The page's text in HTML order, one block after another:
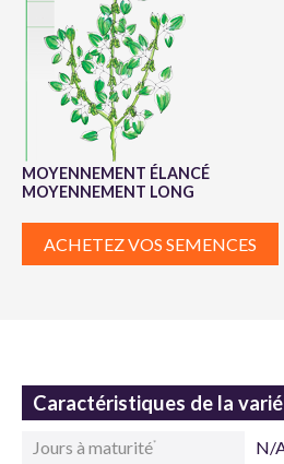
MOYENNEMENT ÉLANCÉ
MOYENNEMENT LONG
ACHETEZ VOS SEMENCES
Caractéristiques de la
Jours à maturité*
N/